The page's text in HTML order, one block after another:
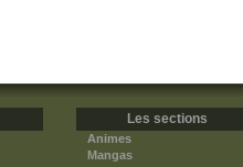
Les sections
Animes
Mangas